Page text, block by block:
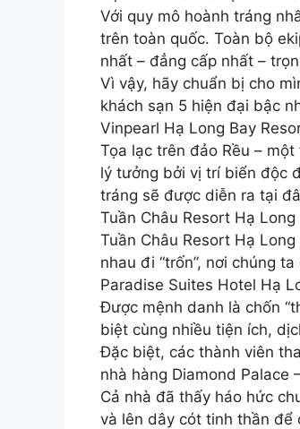
Với quy mô hoành tráng
trên toàn quốc. Toàn bộ
nhất – đẳng cấp nhất –
Vì vậy, hãy chuẩn bị cho
khách sạn 5 hiện đại bậc
Vinpearl Hạ Long Bay
Tọa lạc trên đảo Rều –
lý tưởng bởi vị trí biển độc
tráng sẽ được diễn ra tại
Tuần Châu Resort Hạ Long
Tuần Châu Resort Hạ
nhau đi “trốn”, nơi chúng
Paradise Suites Hotel Hạ
Được mệnh danh là chốn
biệt cùng nhiều tiện ích,
Đặc biệt, các thành viên
nhà hàng Diamond Palace
Cả nhà đã thấy háo hức
và lên dây cót tinh thần để